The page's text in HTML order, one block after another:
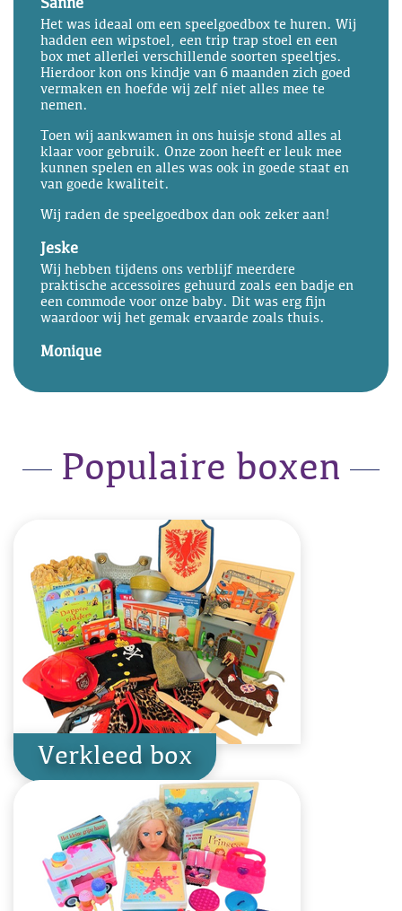
Sanne
Het was ideaal om een speelgoedbox te huren. Wij
hadden een wipstoel, een trip trap stoel en een
box met allerlei verschillende soorten speeltjes.
Hierdoor kon ons kindje van 6 maanden zich goed
vermaken en hoefde wij zelf niet alles mee te
nemen.
Toen wij aankwamen in ons huisje stond alles al
klaar voor gebruik. Onze zoon heeft er leuk mee
kunnen spelen en alles was ook in goede staat en
van goede kwaliteit.
Wij raden de speelgoedbox dan ook zeker aan!
Jeske
Wij hebben tijdens ons verblijf meerdere
praktische accessoires gehuurd zoals een badje en
een commode voor onze baby. Dit was erg fijn
waardoor wij het gemak ervaarde zoals thuis.
Monique
Populaire boxen
Verkleed box